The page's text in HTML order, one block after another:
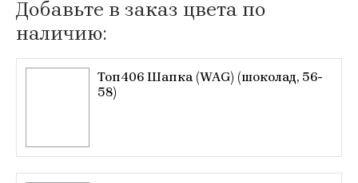
Добавьте в заказ цвета по
наличию:
Топ406 Шапка (WAG) (шоколад, 56-
58)